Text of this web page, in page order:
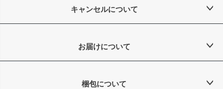
キャンセルについて
お届けについて
梱包について